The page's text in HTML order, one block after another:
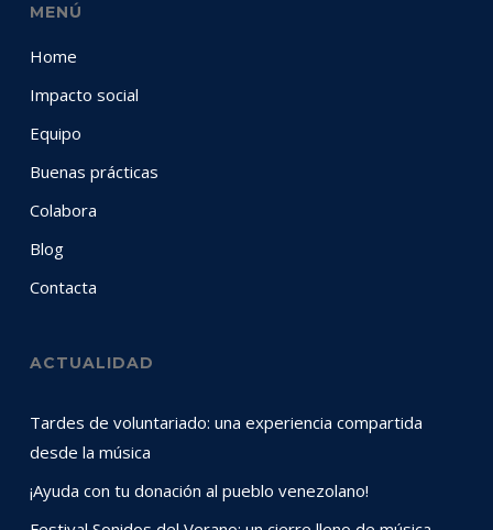
MENÚ
Home
Impacto social
Equipo
Buenas prácticas
Colabora
Blog
Contacta
ACTUALIDAD
Tardes de voluntariado: una experiencia compartida
desde la música
¡Ayuda con tu donación al pueblo venezolano!